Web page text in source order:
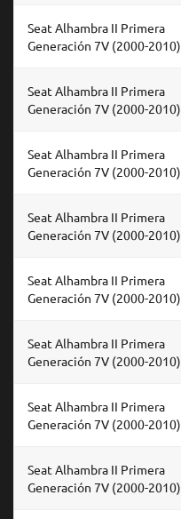
Seat Alhambra II Primera
Generación 7V (2000-2010)
Seat Alhambra II Primera
Generación 7V (2000-2010)
Seat Alhambra II Primera
Generación 7V (2000-2010)
Seat Alhambra II Primera
Generación 7V (2000-2010)
Seat Alhambra II Primera
Generación 7V (2000-2010)
Seat Alhambra II Primera
Generación 7V (2000-2010)
Seat Alhambra II Primera
Generación 7V (2000-2010)
Seat Alhambra II Primera
Generación 7V (2000-2010)